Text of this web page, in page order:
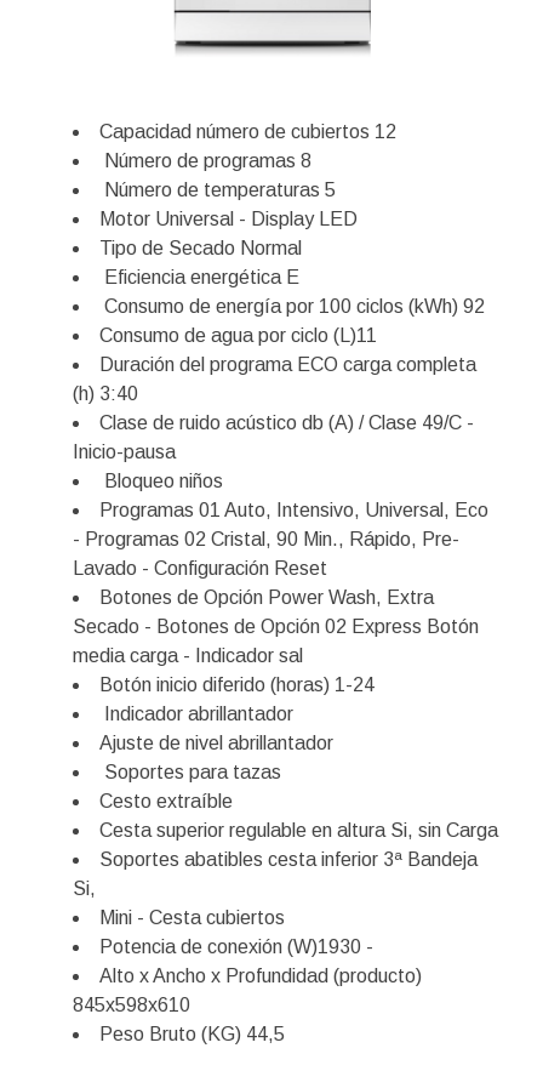
Capacidad número de cubiertos 12
Número de programas 8
Número de temperaturas 5
Motor Universal - Display LED
Tipo de Secado Normal
Eficiencia energética E
Consumo de energía por 100 ciclos (kWh) 92
Consumo de agua por ciclo (L)11
Duración del programa ECO carga completa
(h) 3:40
Clase de ruido acústico db (A) / Clase 49/C -
Inicio-pausa
Bloqueo niños
Programas 01 Auto, Intensivo, Universal, Eco
- Programas 02 Cristal, 90 Min., Rápido, Pre-
Lavado - Configuración Reset
Botones de Opción Power Wash, Extra
Secado - Botones de Opción 02 Express Botón
media carga - Indicador sal
Botón inicio diferido (horas) 1-24
Indicador abrillantador
Ajuste de nivel abrillantador
Soportes para tazas
Cesto extraíble
Cesta superior regulable en altura Si, sin Carga
Soportes abatibles cesta inferior 3ª Bandeja
Si,
Mini - Cesta cubiertos
Potencia de conexión (W)1930 -
Alto x Ancho x Profundidad (producto)
845x598x610
Peso Bruto (KG) 44,5